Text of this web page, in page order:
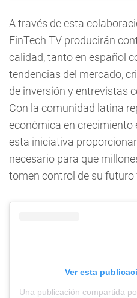
A través de esta
FinTech TV producirán
calidad, tanto en español
tendencias del mercado,
de inversión y entrevistas
Con la comunidad latina
económica en crecimiento
esta iniciativa
necesario para que
tomen control de su futuro
Ver esta